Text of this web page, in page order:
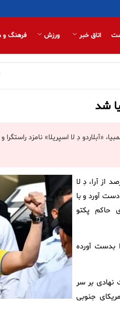
اتاق خبر ورزش فرهنگ و
شد
«آبلاردو دِ لا اسپریلا» نامزد
با شمارش ۹۹.۹۳ درصد از آرا، دِ لا
درصد آرا را به دست آورد و با
حاکم پکتو
سپدا ۴۸.۷ درصد آرا را بدست آورده
بن‌بست نهادی بر سر
بر این کشور آمریکای جنوبی